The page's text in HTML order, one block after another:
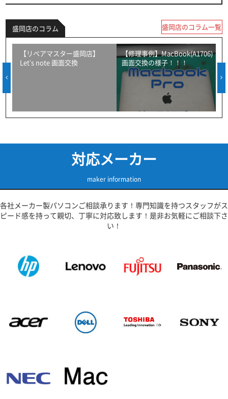
盛岡店のコラム 盛岡店のコラム一覧
【リペアマスター盛岡店】
Let’s note 画面交換
【修理事例】MacBook(A1706)
画面交換の様子！！！
対応メーカー
maker information
各社メーカー製パソコンご相談承ります！専門知識を持つスタッフがス
ピード感を持って親切、丁寧に対応致します！是非お気軽にご相談下さ
い！